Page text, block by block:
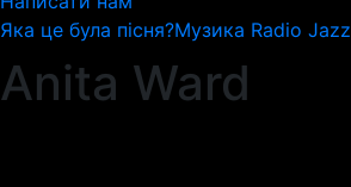
Яка це була пісня?Музика Radio Jazz
Anita Ward